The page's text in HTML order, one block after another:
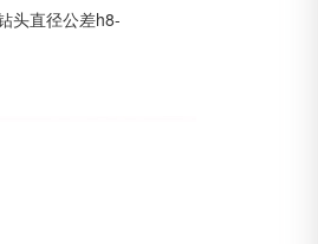
头直径公差h8-